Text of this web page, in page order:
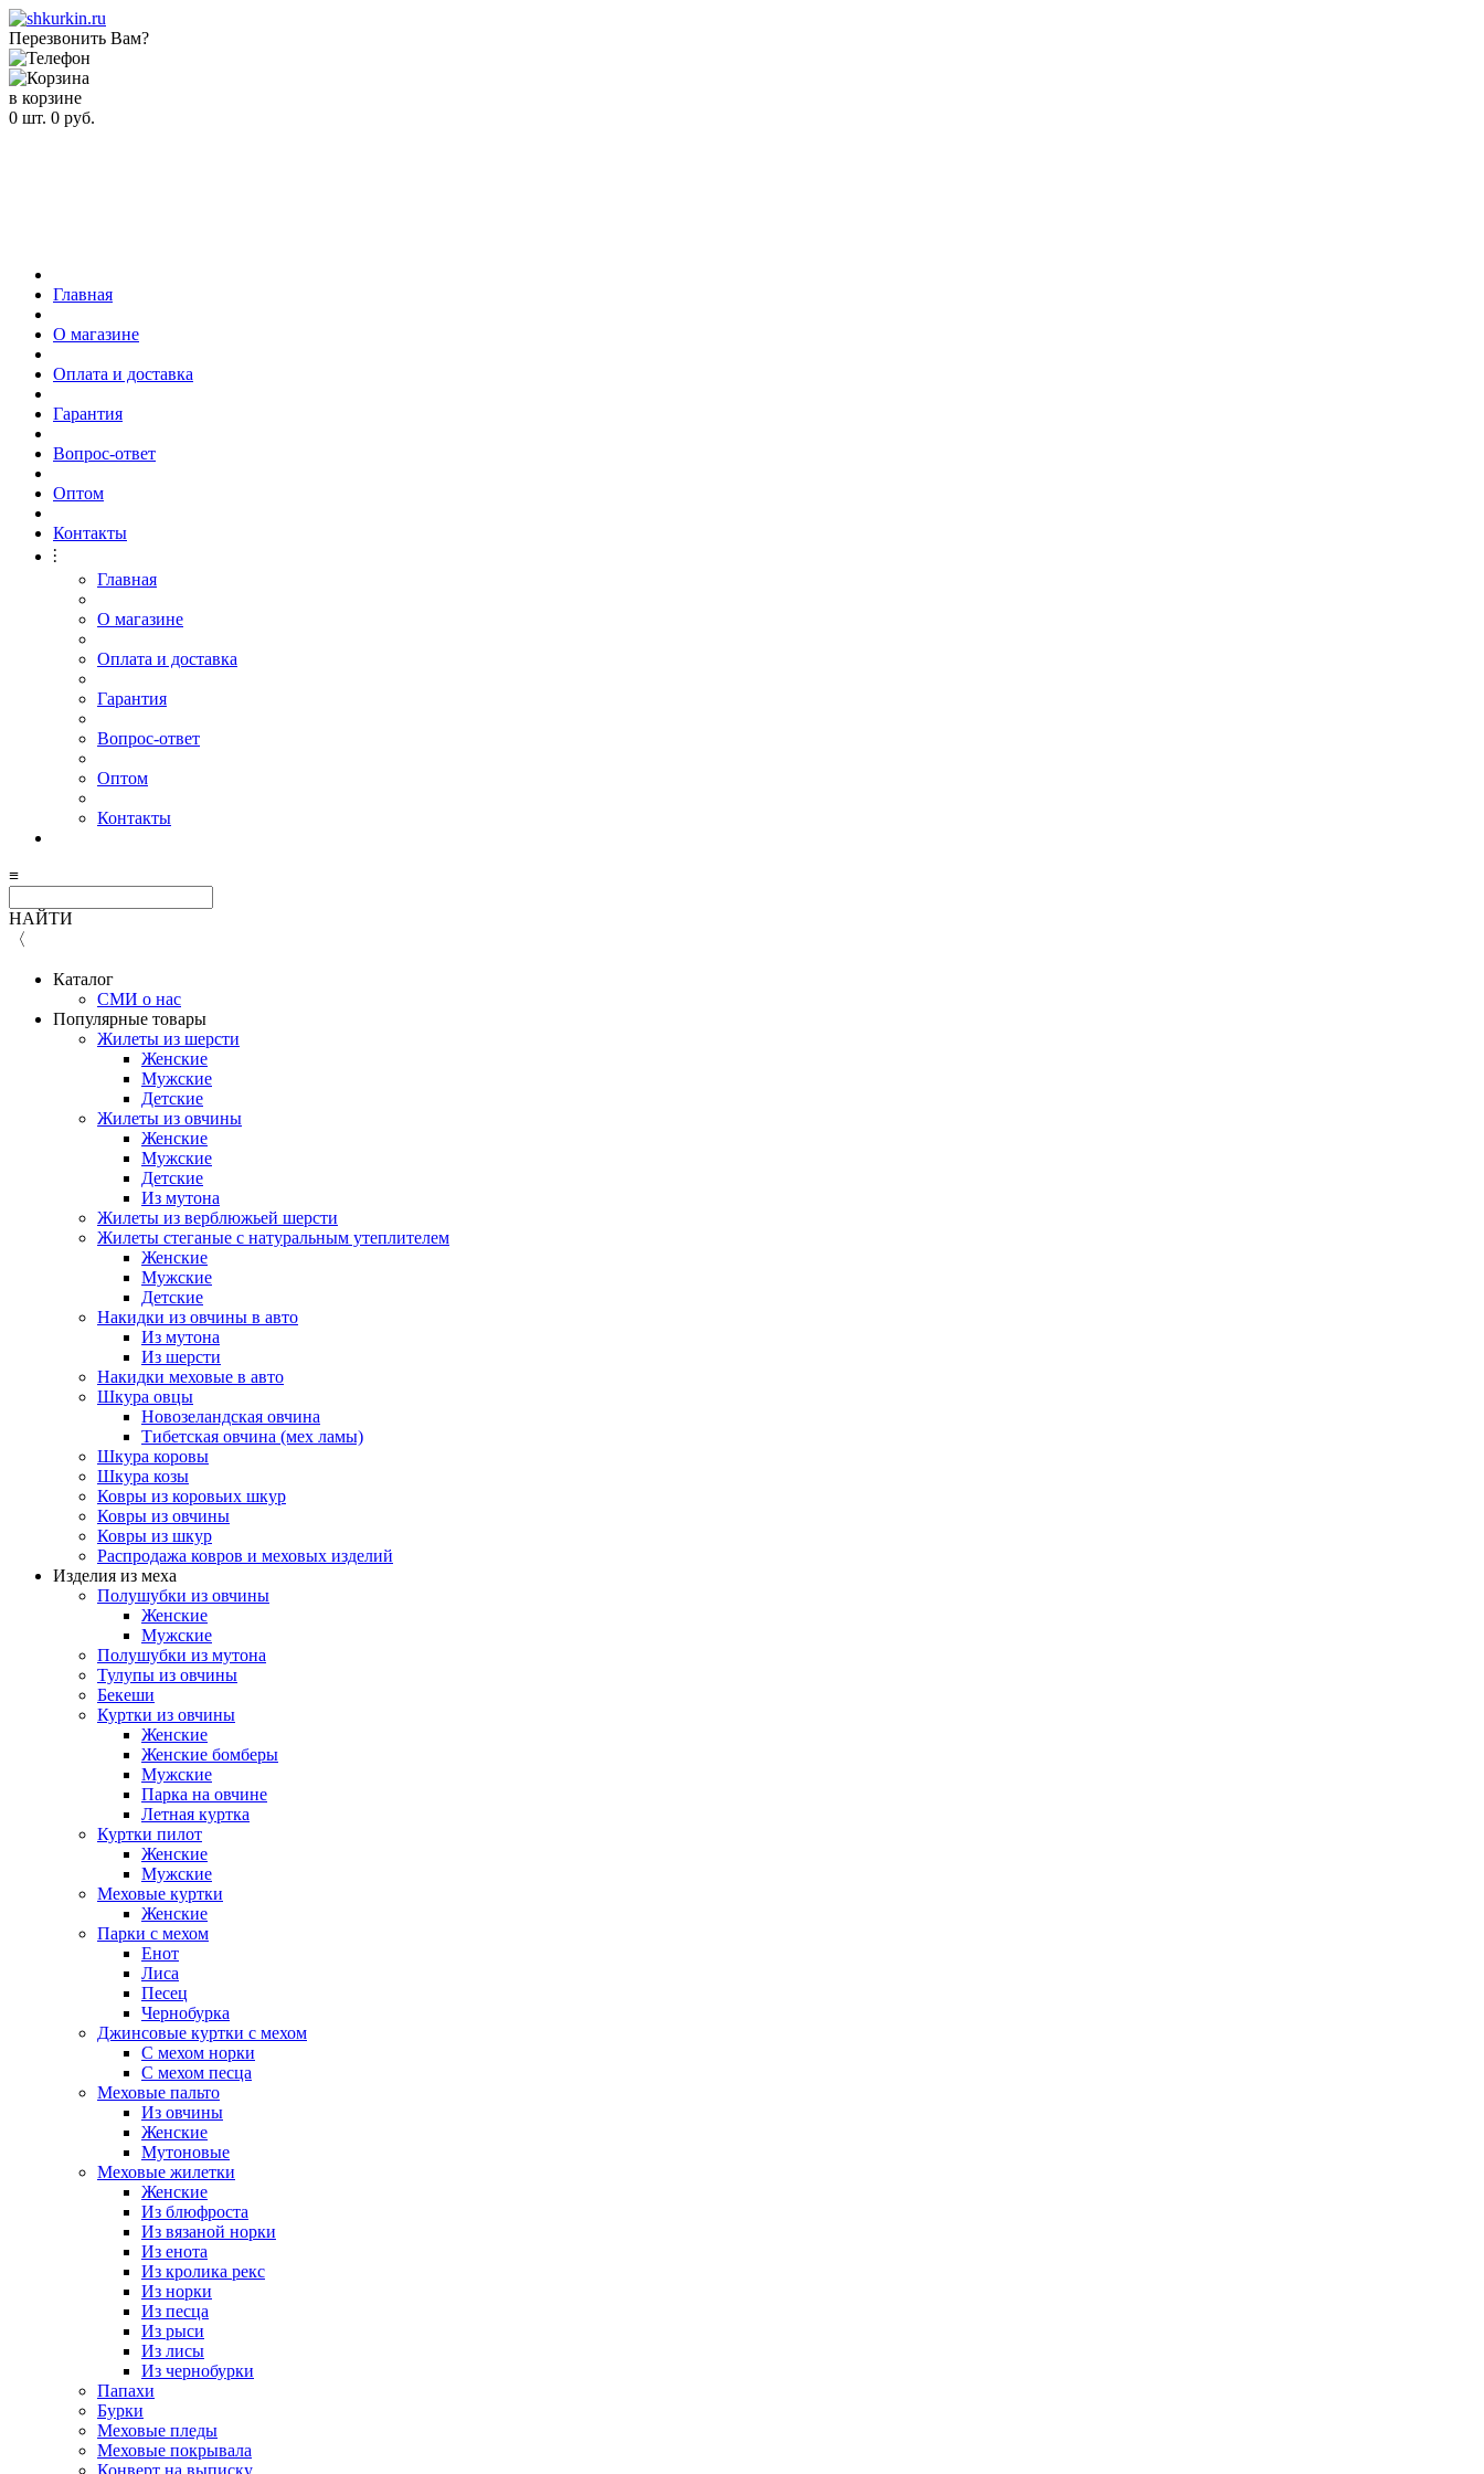
Перезвонить Вам?
в корзине
0 шт. 0 руб.
Главная
О магазине
Оплата и доставка
Гарантия
Вопрос-ответ
Оптом
Контакты
⫶
Главная
О магазине
Оплата и доставка
Гарантия
Вопрос-ответ
Оптом
Контакты
≡
НАЙТИ
〈
Каталог
СМИ о нас
Популярные товары
Жилеты из шерсти
Женские
Мужские
Детские
Жилеты из овчины
Женские
Мужские
Детские
Из мутона
Жилеты из верблюжьей шерсти
Жилеты стеганые с натуральным утеплителем
Женские
Мужские
Детские
Накидки из овчины в авто
Из мутона
Из шерсти
Накидки меховые в авто
Шкура овцы
Новозеландская овчина
Тибетская овчина (мех ламы)
Шкура коровы
Шкура козы
Ковры из коровьих шкур
Ковры из овчины
Ковры из шкур
Распродажа ковров и меховых изделий
Изделия из меха
Полушубки из овчины
Женские
Мужские
Полушубки из мутона
Тулупы из овчины
Бекеши
Куртки из овчины
Женские
Женские бомберы
Мужские
Парка на овчине
Летная куртка
Куртки пилот
Женские
Мужские
Меховые куртки
Женские
Парки с мехом
Енот
Лиса
Песец
Чернобурка
Джинсовые куртки с мехом
С мехом норки
С мехом песца
Меховые пальто
Из овчины
Женские
Мутоновые
Меховые жилетки
Женские
Из блюфроста
Из вязаной норки
Из енота
Из кролика рекс
Из норки
Из песца
Из рыси
Из лисы
Из чернобурки
Папахи
Бурки
Меховые пледы
Меховые покрывала
Конверт на выписку